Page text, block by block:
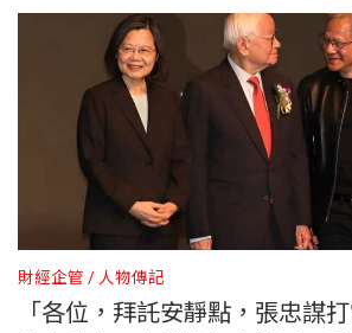
財經企管 人物傳記
「各位，拜託安靜點，張忠謀打